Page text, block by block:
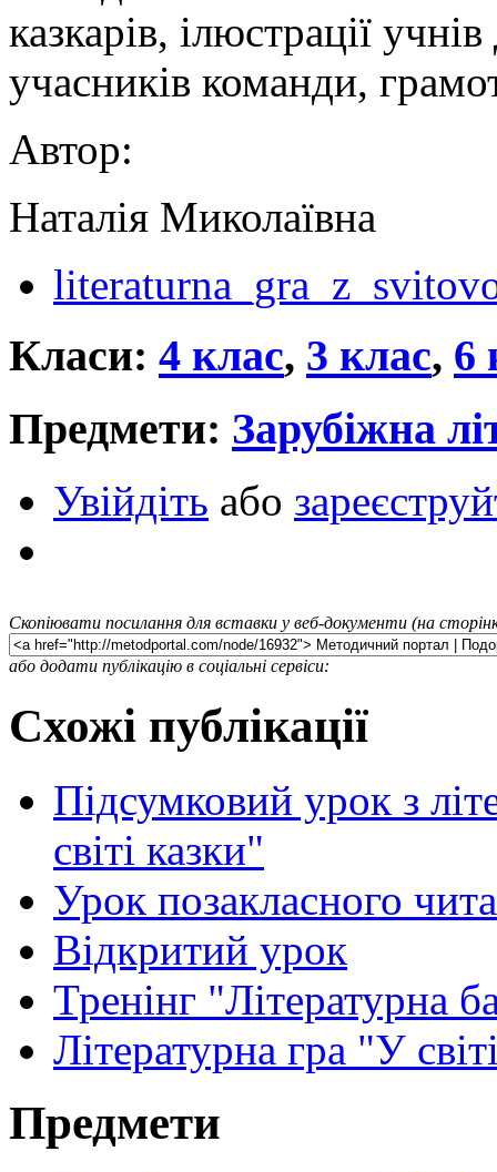
казкарів, ілюстрації
учасників команди,
Автор:
Наталія Миколаївна
Класи: 4 клас, 3 клас, 6
Предмети: Зарубіжна
Увійдіть або
Скопіювати посилання для вставки у веб-документи (на
або додати публікацію в соціальні сервіси:
Схожі публікації
Підсумковий урок з
світі казки"
Урок позакласного
Відкритий урок
Тренінг "Літературна
Літературна гра "У
Предмети